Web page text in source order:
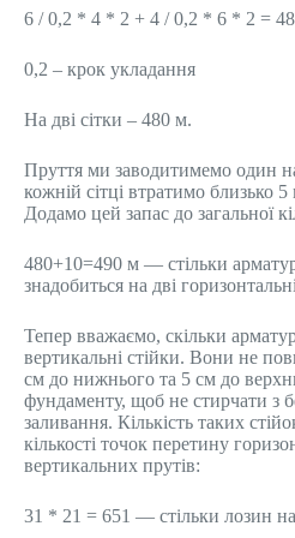
6 / 0,2 * 4 * 2 + 4 / 0,2 * 6 * 2 =
0,2 – крок укладання
На дві сітки – 480 м.
Пруття ми заводитимемо один
кожній сітці втратимо близько
Додамо цей запас до загальної
480+10=490 м — стільки
знадобиться на дві
Тепер вважаємо, скільки
вертикальні стійки. Вони не
см до нижнього та 5 см до
фундаменту, щоб не стирчати з
заливання. Кількість таких
кількості точок перетину
вертикальних прутів:
31 * 21 = 651 — стільки лозин